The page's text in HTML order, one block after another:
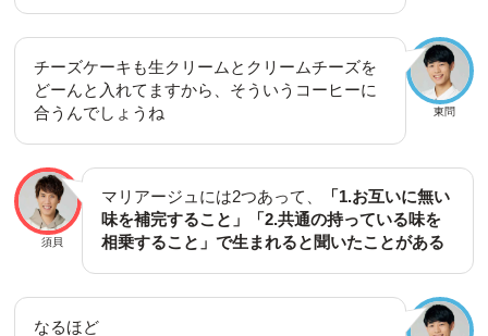
東問
チーズケーキも生クリームとクリームチーズを
どーんと入れてますから、そういうコーヒーに
合うんでしょうね
須貝
マリアージュには2つあって、
「1.お互いに無い
味を補完すること」「2.共通の持っている味を
相乗すること」で生まれると聞いたことがある
なるほど